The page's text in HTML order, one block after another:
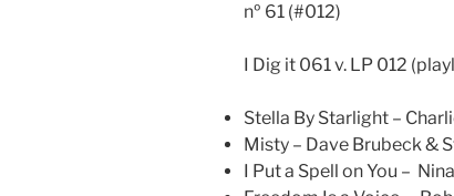
nº 61 (#012)
I Dig it 061 v. LP 012
Stella By Starlight –
Misty – Dave Brubeck &
I Put a Spell on You –